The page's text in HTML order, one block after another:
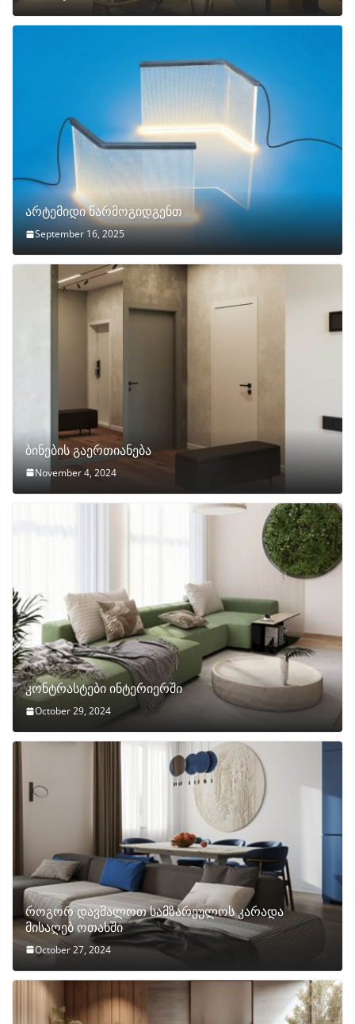
არტემიდი წარმოგიდგენთ
September 16, 2025
ბინების გაერთიანება
November 4, 2024
კონტრასტები ინტერიერში
October 29, 2024
როგორ დავმალოთ სამზარეულოს კარადა
მისაღებ ოთახში
October 27, 2024